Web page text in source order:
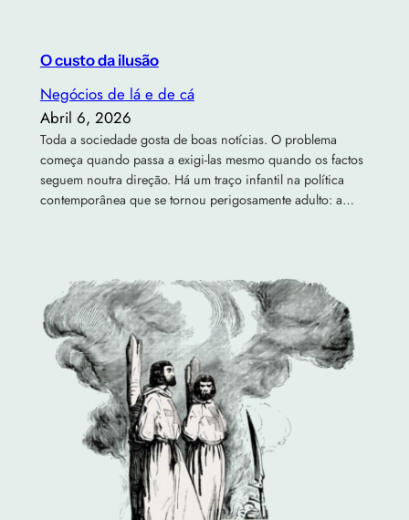
O custo da ilusão
Negócios de lá e de cá
Abril 6, 2026
Toda a sociedade gosta de boas notícias. O problema
começa quando passa a exigi-las mesmo quando os factos
seguem noutra direção. Há um traço infantil na política
contemporânea que se tornou perigosamente adulto: a…